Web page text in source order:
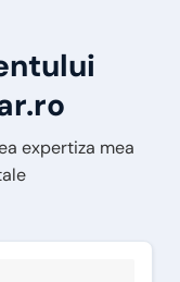
expertiza mea